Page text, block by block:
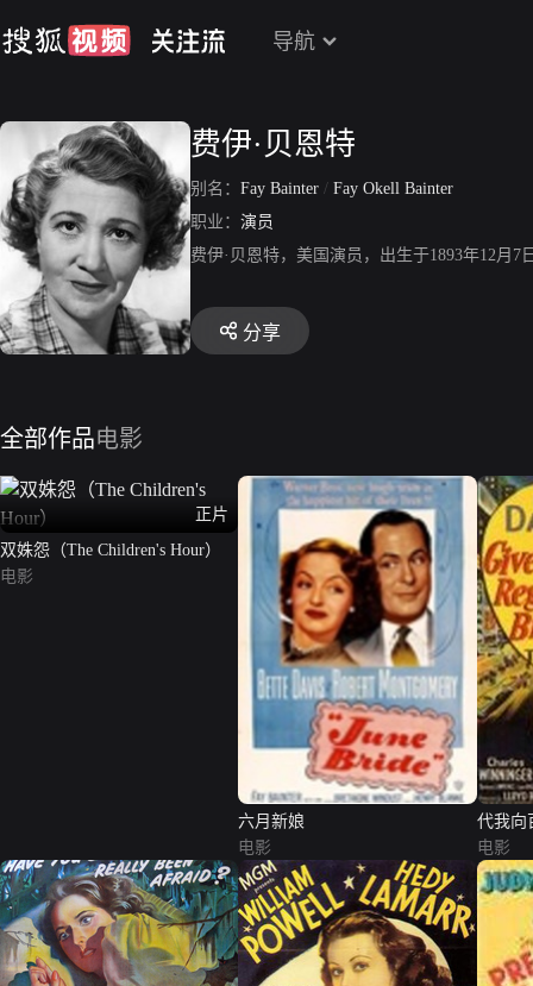
导航
费伊·贝恩特
别名： Fay Bainter / Fay Okell Bainter
职业： 演员
费伊·贝恩特，美国演员，出生于1893年12月
分享
全部作品电影
正片
双姝怨（The Children's Hour）
电影
六月新娘
电影
代我向
电影